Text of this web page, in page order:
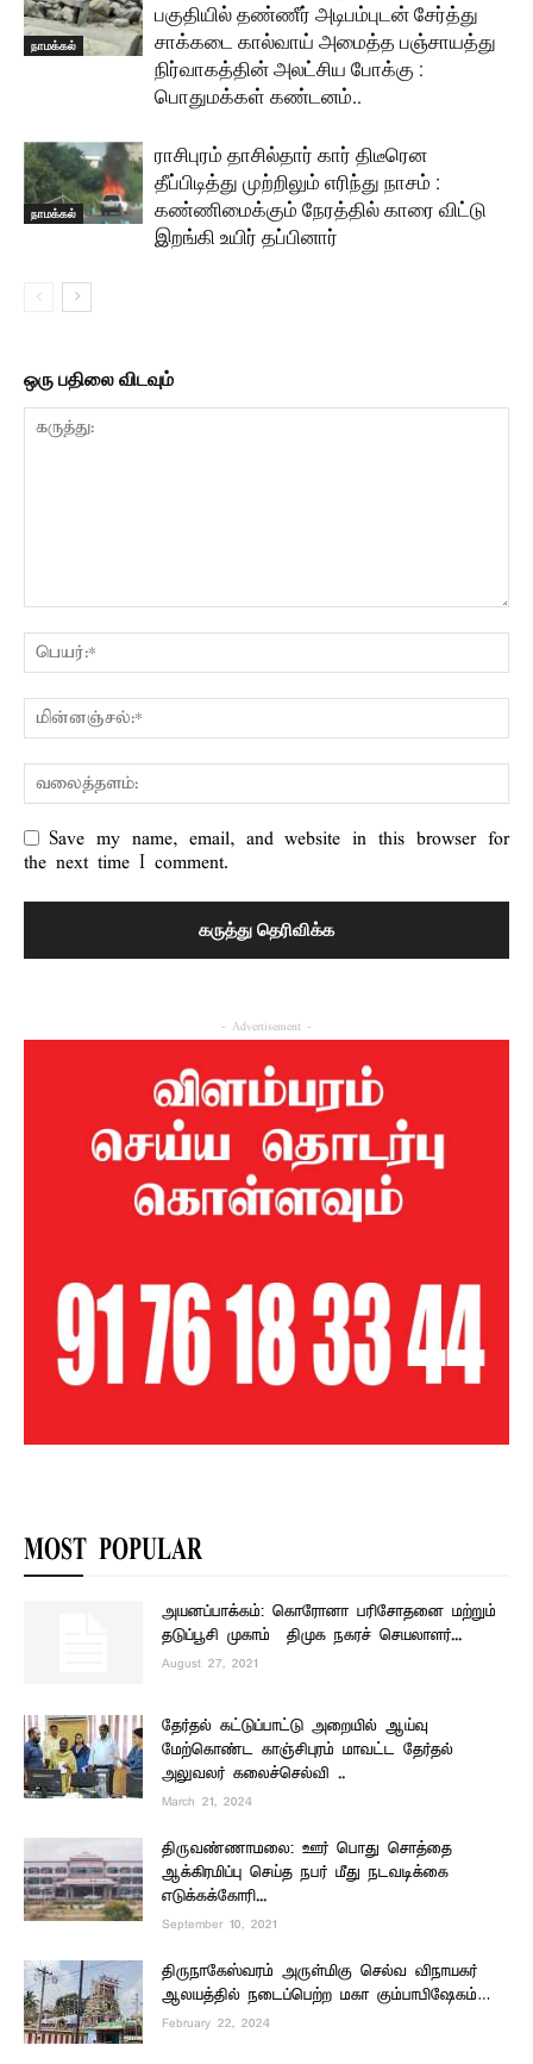
நாமக்கல்
பகுதியில் தண்ணீர் அடிபம்புடன் சேர்த்து
சாக்கடை கால்வாய் அமைத்த பஞ்சாயத்து
நிர்வாகத்தின் அலட்சிய போக்கு :
பொதுமக்கள் கண்டனம்..
நாமக்கல்
ராசிபுரம் தாசில்தார் கார் திடீரென
தீப்பிடித்து முற்றிலும் எரிந்து நாசம் :
கண்ணிமைக்கும் நேரத்தில் காரை விட்டு
இறங்கி உயிர் தப்பினார்
ஒரு பதிலை விடவும்
Save my name, email, and website in this browser for
the next time I comment.
- Advertisement -
MOST POPULAR
அயனப்பாக்கம்: கொரோனா பரிசோதனை மற்றும்
தடுப்பூசி முகாம் – திமுக நகரச் செயலாளர்...
August 27, 2021
தேர்தல் கட்டுப்பாட்டு அறையில் ஆய்வு
மேற்கொண்ட காஞ்சிபுரம் மாவட்ட தேர்தல்
அலுவலர் கலைச்செல்வி ..
March 21, 2024
திருவண்ணாமலை: ஊர் பொது சொத்தை
ஆக்கிரமிப்பு செய்த நபர் மீது நடவடிக்கை
எடுக்கக்கோரி...
September 10, 2021
திருநாகேஸ்வரம் அருள்மிகு செல்வ விநாயகர்
ஆலயத்தில் நடைப்பெற்ற மகா கும்பாபிஷேகம்…
February 22, 2024